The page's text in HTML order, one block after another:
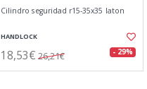
Cilindro seguridad r15-35x35 laton
HANDLOCK
18,53€ 26,21€ - 29%